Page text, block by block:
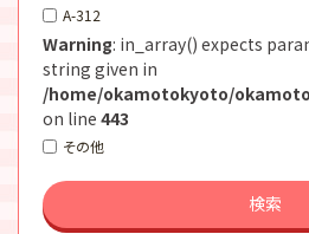
A-312
Warning: in_array() expects
string given in
/home/okamotokyoto/
on line 443
その他
検索